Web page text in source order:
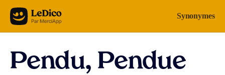
Aller au contenu Synonymes
Pendu, Pendue